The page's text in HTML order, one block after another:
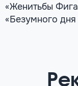
«Женитьбы
«Безумного дня